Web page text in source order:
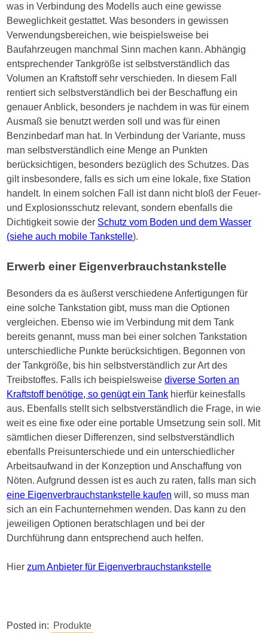
was in Verbindung des Modells auch eine gewisse
Beweglichkeit gestattet. Was besonders in gewissen
Verwendungsbereichen, wie beispielsweise bei
Baufahrzeugen manchmal Sinn machen kann. Abhängig
entsprechender Tankgröße ist selbstverständlich das
Volumen an Kraftstoff sehr verschieden. In diesem Fall
rentiert sich selbstverständlich bei der Beschaffung ein
genauer Anblick, besonders je nachdem in was für einem
Ausmaß sie benutzt werden soll und was für einen
Benzinbedarf man hat. In Verbindung der Variante, muss
man selbstverständlich eine Menge an Punkten
berücksichtigen, besonders bezüglich des Schutzes. Das
gilt insbesondere, falls es sich um eine lokale, fixe Station
handelt. In einem solchen Fall ist dann nicht bloß der Feuer-
und Explosionsschutz relevant, sondern ebenfalls die
Dichtigkeit sowie der Schutz vom Boden und dem Wasser
(siehe auch mobile Tankstelle).
Erwerb einer Eigenverbrauchstankstelle
Besonders da es äußerst verschiedene Anfertigungen für
eine solche Tankstation gibt, muss man die Optionen
vergleichen. Ebenso wie im Verbindung mit dem Tank
bereits genannt, muss man bei einer solchen Tankstation
unterschiedliche Punkte berücksichtigen. Begonnen von
der Tankgröße, bis hin selbstverständlich zur Art des
Treibstoffes. Falls ich beispielsweisediverse Sorten an
Kraftstoff benötige, so genügt ein Tank hierfür keinesfalls
aus. Ebenfalls stellt sich selbstverständlich die Frage, in wie
weit es eine fixe oder eine portable Umsetzung sein soll. Mit
sämtlichen dieser Differenzen, sind selbstverständlich
ebenfalls Preisunterschiede und ein unterschiedlicher
Arbeitsaufwand in der Konzeption und Anschaffung von
Nöten. Aufgrund dessen ist es auch zu raten, falls man sich
eine Eigenverbrauchstankstelle kaufen will, so muss man
sich an ein Fachunternehmen wenden. Das kann zu den
jeweiligen Optionen beratschlagen und bei der
Durchführung dann entsprechend auch helfen.
Hierzum Anbieter für Eigenverbrauchstankstelle
Posted in: Produkte